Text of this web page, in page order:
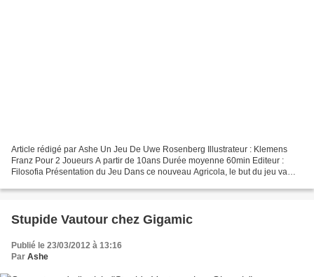
Article rédigé par Ashe Un Jeu De Uwe Rosenberg Illustrateur : Klemens
Franz Pour 2 Joueurs A partir de 10ans Durée moyenne 60min Editeur :
Filosofia Présentation du Jeu Dans ce nouveau Agricola, le but du jeu va
Stupide Vautour chez Gigamic
Publié le 23/03/2012 à 13:16
Par Ashe